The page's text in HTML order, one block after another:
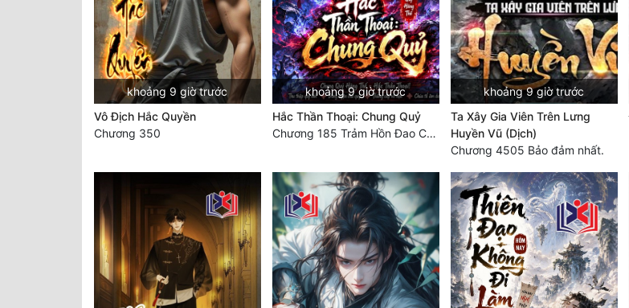
khoảng 9 giờ trước
Vô Địch Hắc Quyền
Chương 350
khoảng 9 giờ trước
Hắc Thần Thoại: Chung Quỷ
Chương 185 Trảm Hồn Đao Cơ Trương Ngưng Dao
khoảng 9 giờ trước
Ta Xây Gia Viên Trên Lưng
Huyền Vũ (Dịch)
Chương 4505 Bảo đảm nhất.